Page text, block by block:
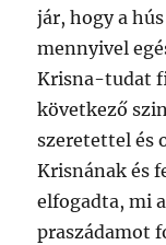
jár, hogy a
mennyivel
Krisna-tudat
következő
szeretettel és
Krisnának és
elfogadta, mi
praszádamot